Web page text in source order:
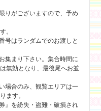
りがございますので、予め
。
号はランダムでのお渡しと
集まり下さい。集合時間に
無効となり、最後尾へお並
場合のみ、観覧エリアは一
ます。
』を紛失・盗難・破損され